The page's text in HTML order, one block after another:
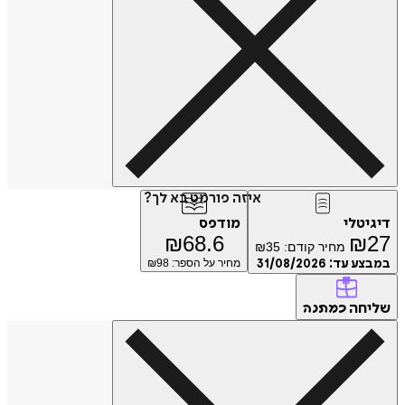
איזה פורמט בא לך?
₪ מחיר קודם: ₪35
עד:31/08/2026
מודפס
₪68.6
מחיר על הספר: ₪98
כמתנה